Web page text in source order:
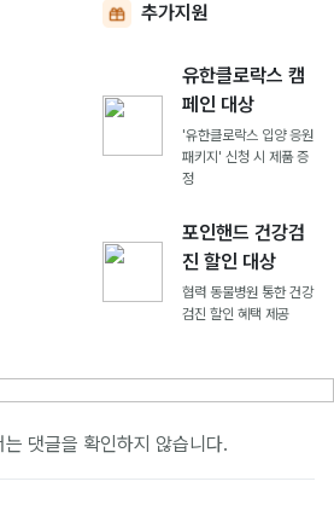
추가지원
유한클로락스 캠
페인 대상
'유한클로락스 입양 응원
패키지' 신청 시 제품 증
정
포인핸드 건강검
진 할인 대상
협력 동물병원 통한 건강
검진 할인 혜택 제공
는 댓글을 확인하지 않습니다.